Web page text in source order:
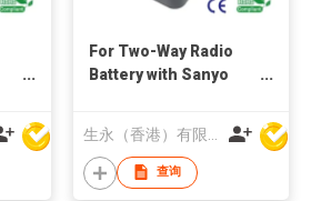
For Two-Way Radio
Battery with Sanyo
查询